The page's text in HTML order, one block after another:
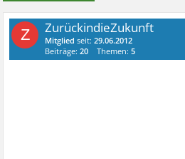
Z ZurückindieZukunft
Mitglied seit:29.06.2012
Beiträge:20 Themen:5